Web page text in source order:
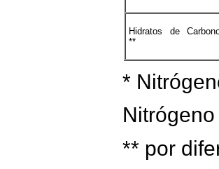
Hidratos de
**
*
** por